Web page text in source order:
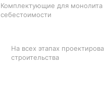
Комплектующие для монолита
себестоимости
На всех этапах
строительства